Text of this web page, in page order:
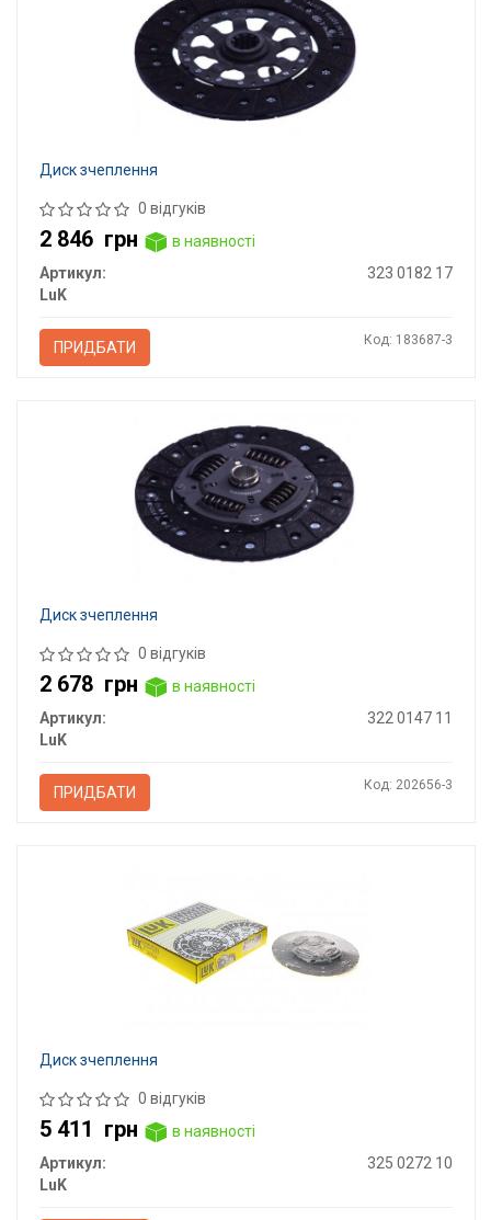
Диск зчеплення
0 відгуків
2 846 грн
в наявності
Артикул:
323 0182 17
LuK
ПРИДБАТИ Код: 183687-3
Диск зчеплення
0 відгуків
2 678 грн
в наявності
Артикул:
322 0147 11
LuK
ПРИДБАТИ Код: 202656-3
Диск зчеплення
0 відгуків
5 411 грн
в наявності
Артикул:
325 0272 10
LuK